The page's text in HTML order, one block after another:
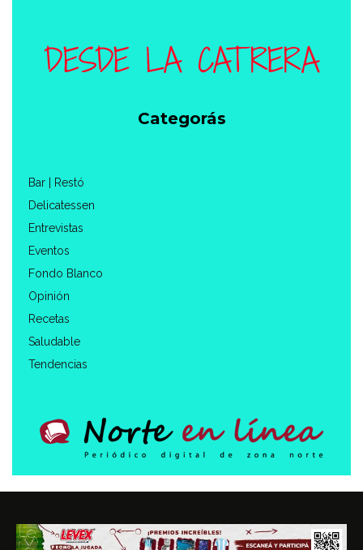
Categorás
Bar | Restó
Delicatessen
Entrevistas
Eventos
Fondo Blanco
Opinión
Recetas
Saludable
Tendencias